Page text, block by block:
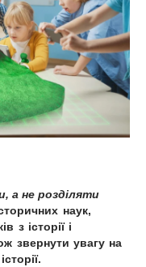
а не розділяти
наук,
з історії і
звернути увагу на